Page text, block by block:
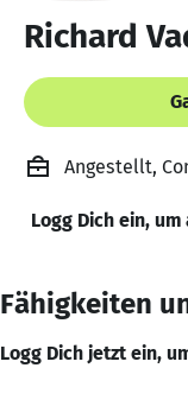
Richard
Angestellt,
Logg Dich ein,
Fähigkeiten
Logg Dich jetzt ein,